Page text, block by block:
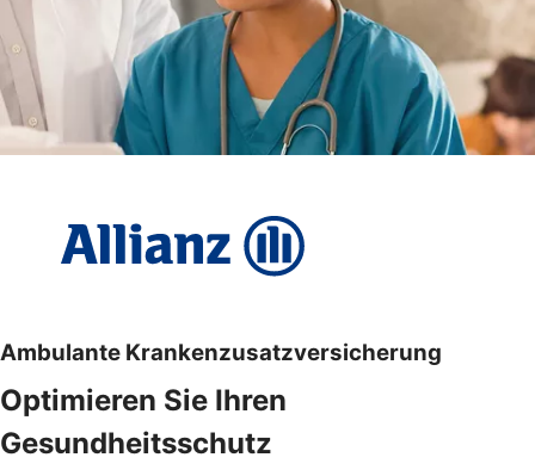
Ambulante Krankenzusatzversicherung
Optimieren Sie Ihren
Gesundheitsschutz